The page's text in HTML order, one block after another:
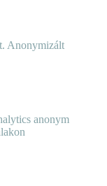
Anonymizált
anonym